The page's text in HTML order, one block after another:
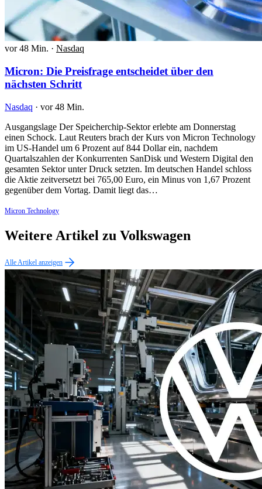
vor 48 Min. · Nasdaq
Micron: Die Preisfrage entscheidet über den
nächsten Schritt
Nasdaq · vor 48 Min.
Ausgangslage Der Speicherchip-Sektor erlebte am Donnerstag
einen Schock. Laut Reuters brach der Kurs von Micron Technology
im US-Handel um 6 Prozent auf 844 Dollar ein, nachdem
Quartalszahlen der Konkurrenten SanDisk und Western Digital den
gesamten Sektor unter Druck setzten. Im deutschen Handel schloss
die Aktie zeitversetzt bei 765,00 Euro, ein Minus von 1,67 Prozent
gegenüber dem Vortag. Damit liegt das…
Micron Technology
Weitere Artikel zu Volkswagen
Alle Artikel anzeigen